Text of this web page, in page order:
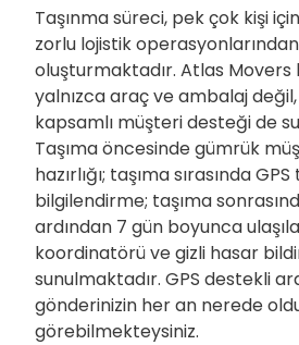
Taşınma süreci, pek çok kişi
zorlu lojistik
oluşturmaktadır. Atlas Movers
yalnızca araç ve ambalaj
kapsamlı müşteri desteği de
Taşıma öncesinde gümrük
hazırlığı; taşıma sırasında
bilgilendirme; taşıma
ardından 7 gün boyunca
koordinatörü ve gizli hasar
sunulmaktadır. GPS destekli
gönderinizin her an nerede
görebilmekteysiniz.